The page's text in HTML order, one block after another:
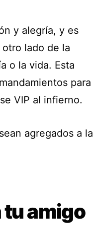
y alegría, y es
lado de la
o la vida. Esta
para
VIP al infierno.
agregados a la
tu amigo